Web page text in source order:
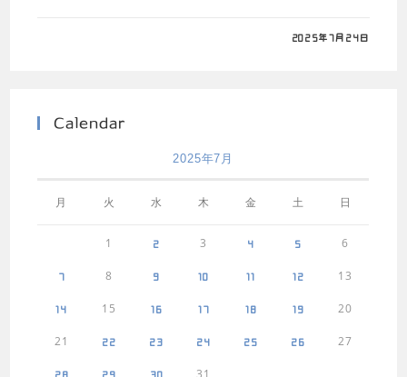
2025年7月24日
Calendar
2025年7月
月 火 水 木 金 土 日
1 2 3 4 5 6
7 8 9 10 11 12 13
14 15 16 17 18 19 20
21 22 23 24 25 26 27
28 29 30